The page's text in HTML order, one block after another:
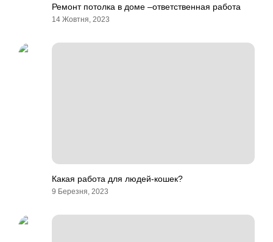
Ремонт потолка в доме –ответственная работа
14 Жовтня, 2023
Какая работа для людей-кошек?
9 Березня, 2023